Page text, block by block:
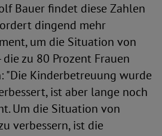
Bauer findet diese Zahlen
dingend mehr
um die Situation von
zu 80 Prozent Frauen
"Die Kinderbetreuung wurde
ist aber lange noch
Um die Situation von
verbessern, ist die